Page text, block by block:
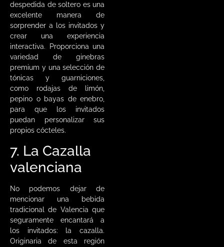
despedida de soltero es una
excelente manera de
sorprender a los invitados y
crear una experiencia
interactiva. Proporciona una
variedad de ginebras
premium y una selección de
tónicas y guarniciones,
como rodajas de limón,
pepino o bayas de enebro,
para que los invitados
puedan personalizar sus
propios cócteles.
7. La Cazalla
valenciana
No podemos dejar de
mencionar una bebida
tradicional de Valencia que
seguramente encantará a
los invitados: la cazalla.
Originaria de esta región